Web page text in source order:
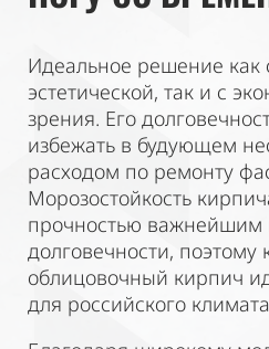
Идеальное решение как
эстетической, так и с
зрения. Его
избежать в будующем
расходом по ремонту
Морозостойкость
прочностью важнейшим
долговечности, поэтому
облицовочный кирпич
для российского